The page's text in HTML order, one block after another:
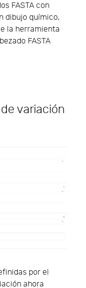
FASTA con
dibujo químico,
la herramienta
FASTA
variación
por el
ahora